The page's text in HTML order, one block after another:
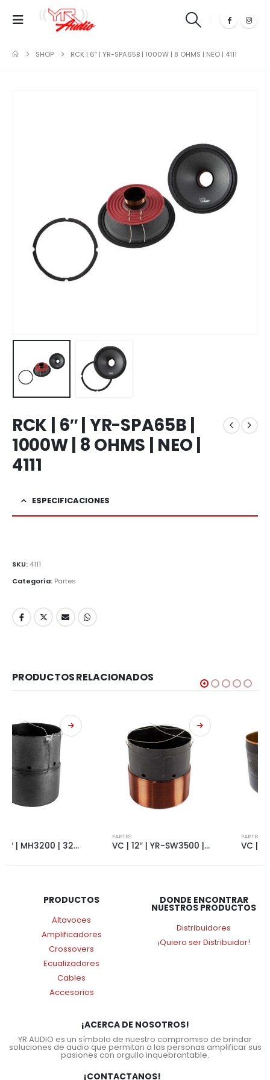
SHOP RCK | 6″ | YR-SPA65B | 1000W | 8 OHMS | NEO | 4111
RCK | 6″ | YR-SPA65B |
1000W | 8 OHMS | NEO |
4111
ESPECIFICACIONES
SKU: 4111
Categoría: Partes
PRODUCTOS RELACIONADOS
VC | 12″ | YR-SW3500 | 3500W | 4+4 OHMS | 5531 VC | 10″ | YR-IPAL10L | 1800W | 8 OHMS | NEO | 4127
PRODUCTOS
Altavoces
Amplificadores
Crossovers
Ecualizadores
Cables
Accesorios
DONDE ENCONTRAR
NUESTROS PRODUCTOS
Distribuidores
¡Quiero ser Distribuidor!
¡ACERCA DE NOSOTROS!
YR AUDIO es un símbolo de nuestro compromiso de brindar
soluciones de audio que permitan a las personas amplificar sus
pasiones con orgullo inquebrantable.
¡CONTACTANOS!